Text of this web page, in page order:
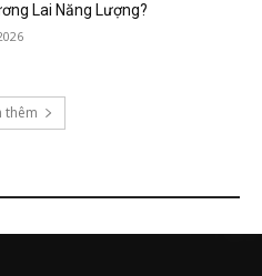
Lai Năng Lượng?
thêm